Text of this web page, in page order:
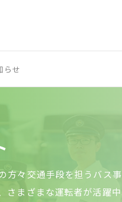
らせ
方々交通手段を担うバス
さまざまな運転者が活躍